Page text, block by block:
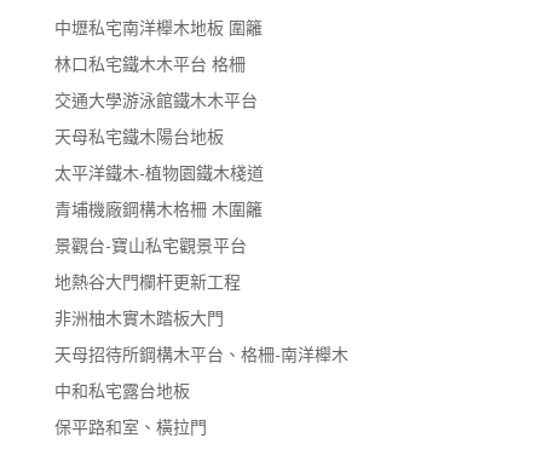
中壢私宅南洋櫸木地板 圍籬
林口私宅鐵木木平台 格柵
交通大學游泳館鐵木木平台
天母私宅鐵木陽台地板
太平洋鐵木-植物園鐵木棧道
青埔機廠鋼構木格柵 木圍籬
景觀台-寶山私宅觀景平台
地熱谷大門欄杆更新工程
非洲柚木實木踏板大門
天母招待所鋼構木平台、格柵-南洋櫸木
中和私宅露台地板
保平路和室、橫拉門